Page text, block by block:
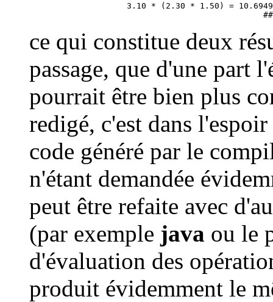
3.10 * (2.30 * 1.50) =
ce qui constitue deux
passage, que d'une part
pourrait être bien plus
redigé, c'est dans
code généré par le
n'étant demandée
peut être refaite avec
(par exemple java ou le
d'évaluation des
produit évidemment le